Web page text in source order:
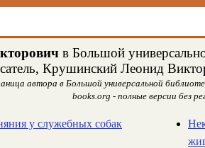
в Большой
Крушинский Леонид
автора в Большой универсальной
books.org - полные версии без
у служебных собак